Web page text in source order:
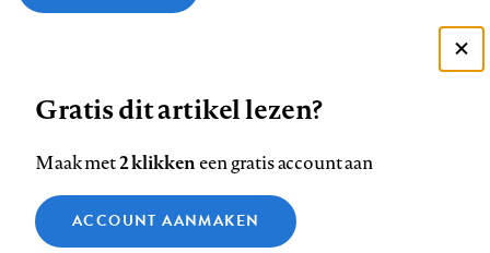
ons
op
Facebook
ons
op
LinkedIn
ons
op
Bluesky
ons
op
Instagram
ons
op
YouTube
ons
Footer
Contact Colofon Disclaimer Privacy
Medische vragen verdienen
Zie onze cookie policy
Analytische cookies
Gratis dit artikel lezen?
Maak met2 klikkeneen gratis account aan
ACCOUNT AANMAKEN